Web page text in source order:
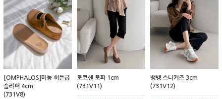
[OMPHALOS]미농 히든굽
슬리퍼 4cm
(731V8)
로코헨 로퍼 1cm
(731V11)
뱅뱅 스니커즈 3cm
(731V12)